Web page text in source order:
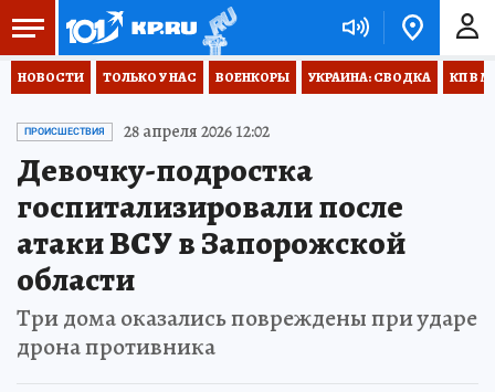
НОВОСТИ ТОЛЬКО У НАС ВОЕНКОРЫ УКРАИНА: СВОДКА КП В
ПРОИСШЕСТВИЯ 28 апреля 2026 12:02
Девочку-подростка
госпитализировали после
атаки ВСУ в Запорожской
области
Три дома оказались повреждены при ударе
дрона противника